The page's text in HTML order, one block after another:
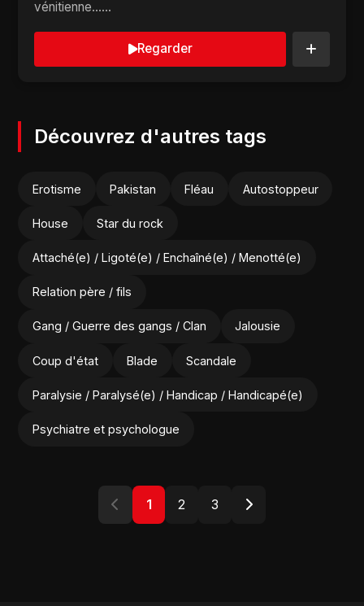
vénitienne......
Regarder
Découvrez d'autres tags
Erotisme Pakistan Fléau Autostoppeur
House Star du rock
Attaché(e) / Ligoté(e) / Enchaîné(e) / Menotté(e)
Relation père / fils
Gang / Guerre des gangs / Clan Jalousie
Coup d'état Blade Scandale
Paralysie / Paralysé(e) / Handicap / Handicapé(e)
Psychiatre et psychologue
1 2 3